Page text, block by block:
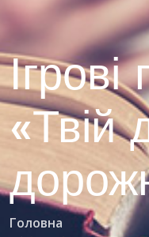
«Твій
Головна